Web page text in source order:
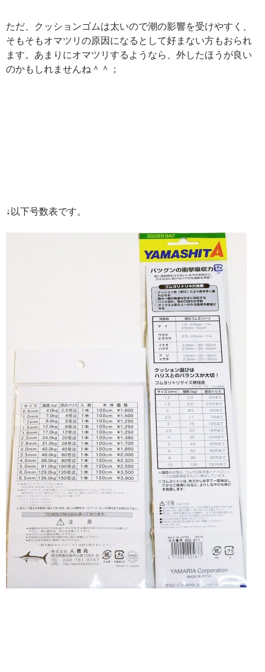
ただ、クッションゴムは太いので潮の影響を受けやすく、
そもそもオマツリの原因になるとして好まない方もおられ
ます。あまりにオマツリするようなら、外したほうが良い
のかもしれませんね＾＾；
↓以下号数表です。